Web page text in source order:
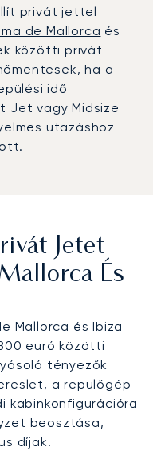
privát jettel
de Mallorca és
közötti privát
ha a
idő
Jet vagy Midsize
utazáshoz
Jetet
És
Mallorca és Ibiza
euró közötti
tényezők
a repülőgép
kabinkonfigurációra
beosztása,
díjak.